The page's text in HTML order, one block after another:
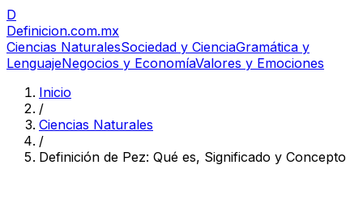
D
Definicion.com.mx
Ciencias NaturalesSociedad y CienciaGramática y
LenguajeNegocios y EconomíaValores y Emociones
Inicio
/
Ciencias Naturales
/
Definición de Pez: Qué es, Significado y Concepto